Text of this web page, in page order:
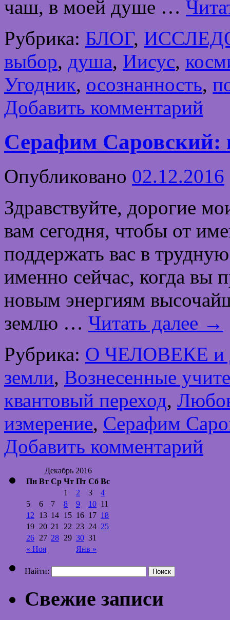
чаш, в моей душе …
Рубрика: БЛОГ,
выбор, душа, Иисус,
Угодник, осознанность,
Добавить комментарий
Серафим Саровский:
Опубликовано 02.12.2016
Здравствуйте, дорогие
вам сегодня, чтобы от
поддержать вас в
именно сейчас, когда вы
новым энергиям
землю … Читать далее →
Рубрика: О ЧЕЛОВЕКЕ
земли, Вознесенные
квантовый переход,
измерение, Серафим
Добавить комментарий
Декабрь 2016
Пн Вт Ср Чт Пт Сб Вс
« Ноя Янв »
1 2 3
4
5
6 7 8 9 10 11
12
13 14 15 16 17 18
19 20 21 22 23 24 25
26 27 28 29 30 31
Найти:
Свежие записи